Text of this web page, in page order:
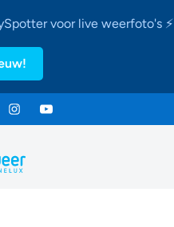
voor live weerfoto's ⚡